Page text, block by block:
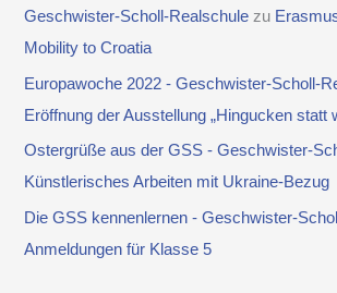
Geschwister-Scholl-Realschule zu
Mobility to Croatia
Europawoche 2022 - Geschwister-Scholl-
Eröffnung der Ausstellung „Hingucken statt
Ostergrüße aus der GSS - Geschwister-
Künstlerisches Arbeiten mit Ukraine-Bezug
Die GSS kennenlernen - Geschwister-
Anmeldungen für Klasse 5